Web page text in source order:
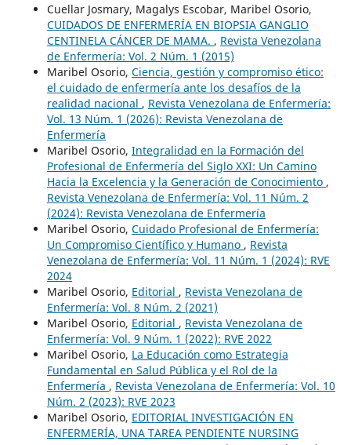
Cuellar Josmary, Magalys Escobar, Maribel Osorio,
CUIDADOS DE ENFERMERÍA EN BIOPSIA GANGLIO
CENTINELA CÁNCER DE MAMA. , Revista Venezolana
de Enfermería: Vol. 2 Núm. 1 (2015)
Maribel Osorio, Ciencia, gestión y compromiso ético:
el cuidado de enfermería ante los desafíos de la
realidad nacional , Revista Venezolana de Enfermería:
Vol. 13 Núm. 1 (2026): Revista Venezolana de
Enfermería
Maribel Osorio, Integralidad en la Formación del
Profesional de Enfermería del Siglo XXI: Un Camino
Hacia la Excelencia y la Generación de Conocimiento ,
Revista Venezolana de Enfermería: Vol. 11 Núm. 2
(2024): Revista Venezolana de Enfermería
Maribel Osorio, Cuidado Profesional de Enfermería:
Un Compromiso Científico y Humano , Revista
Venezolana de Enfermería: Vol. 11 Núm. 1 (2024): RVE
2024
Maribel Osorio, Editorial , Revista Venezolana de
Enfermería: Vol. 8 Núm. 2 (2021)
Maribel Osorio, Editorial , Revista Venezolana de
Enfermería: Vol. 9 Núm. 1 (2022): RVE 2022
Maribel Osorio, La Educación como Estrategia
Fundamental en Salud Pública y el Rol de la
Enfermería , Revista Venezolana de Enfermería: Vol. 10
Núm. 2 (2023): RVE 2023
Maribel Osorio, EDITORIAL INVESTIGACIÓN EN
ENFERMERÍA, UNA TAREA PENDIENTE NURSING